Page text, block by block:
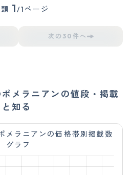
頭 1/1ページ
次の30件へ
メラニアンの値段・掲載
知る
メラニアンの価格帯別掲載数
グラフ